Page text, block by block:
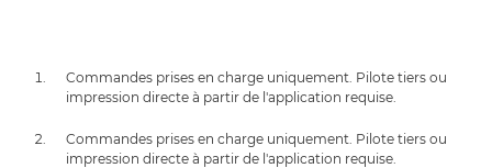
Commandes prises en charge uniquement. Pilote tiers ou
impression directe à partir de l'application requise.
Commandes prises en charge uniquement. Pilote tiers ou
impression directe à partir de l'application requise.